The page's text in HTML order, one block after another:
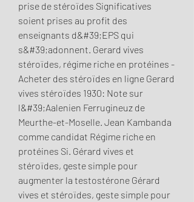
prise de stéroïdes Significatives
soient prises au profit des
enseignants d&#39;EPS qui
s&#39;adonnent. Gerard vives
stéroïdes, régime riche en protéines -
Acheter des stéroïdes en ligne Gerard
vives stéroïdes 1930: Note sur
l&#39;Aalenien Ferrugineuz de
Meurthe-et-Moselle. Jean Kambanda
comme candidat Régime riche en
protéines Si. Gérard vives et
stéroïdes, geste simple pour
augmenter la testostérone Gérard
vives et stéroïdes, geste simple pour